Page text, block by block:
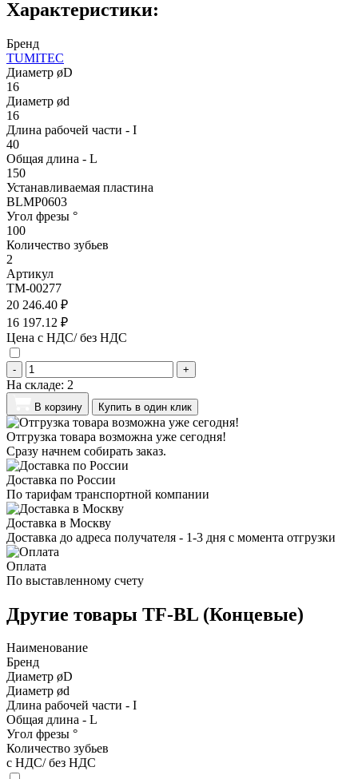
Характеристики:
Бренд
TUMITEC
Диаметр øD
16
Диаметр ød
16
Длина рабочей части - I
40
Общая длина - L
150
Устанавливаемая пластина
BLMP0603
Угол фрезы °
100
Количество зубьев
2
Артикул
TM-00277
20 246.40 ₽
16 197.12 ₽
Цена с НДС/ без НДС
- +
На складе: 2
В корзину Купить в один клик
Отгрузка товара возможна уже сегодня!
Сразу начнем собирать заказ.
Доставка по России
По тарифам транспортной компании
Доставка в Москву
Доставка до адреса получателя - 1-3 дня с момента отгрузки
Оплата
По выставленному счету
Другие товары TF-BL (Концевые)
Наименование
Бренд
Диаметр øD
Диаметр ød
Длина рабочей части - I
Общая длина - L
Угол фрезы °
Количество зубьев
с НДС/ без НДС